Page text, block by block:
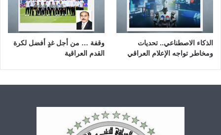
الذكاء الاصطناعي.. تحديات
ومخاطر تواجه الإعلام العراقي
وقفة … من أجل غدٍ أفضل لكرة
القدم العراقية